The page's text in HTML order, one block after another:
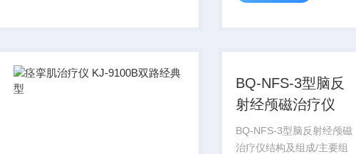
BQ-NFS-3型脑反
射经颅磁治疗仪
BQ-NFS-3型脑反射经颅磁
治疗仪结构及组成/主要组